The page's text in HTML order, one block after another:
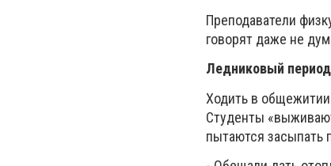
Преподаватели
говорят даже не
Ледниковый
Ходить в общежитии
Студенты
пытаются засыпать